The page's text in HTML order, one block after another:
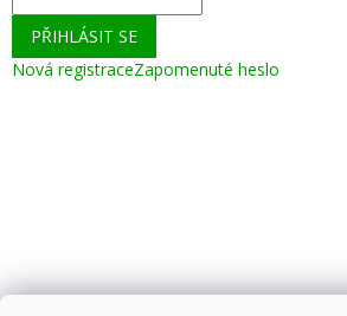
PŘIHLÁSIT SE
Nová registraceZapomenuté heslo